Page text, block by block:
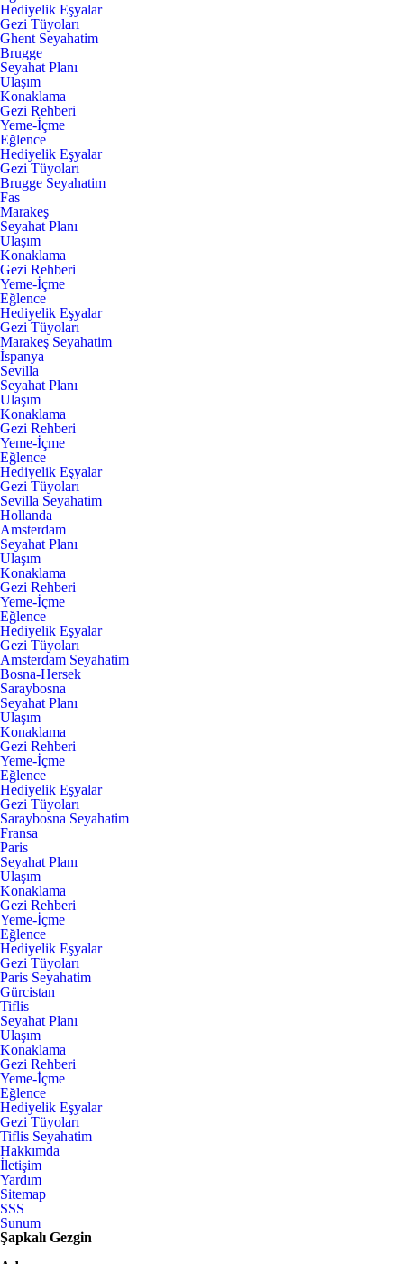
Hediyelik Eşyalar
Gezi Tüyoları
Ghent Seyahatim
Brugge
Seyahat Planı
Ulaşım
Konaklama
Gezi Rehberi
Yeme-İçme
Eğlence
Hediyelik Eşyalar
Gezi Tüyoları
Brugge Seyahatim
Fas
Marakeş
Seyahat Planı
Ulaşım
Konaklama
Gezi Rehberi
Yeme-İçme
Eğlence
Hediyelik Eşyalar
Gezi Tüyoları
Marakeş Seyahatim
İspanya
Sevilla
Seyahat Planı
Ulaşım
Konaklama
Gezi Rehberi
Yeme-İçme
Eğlence
Hediyelik Eşyalar
Gezi Tüyoları
Sevilla Seyahatim
Hollanda
Amsterdam
Seyahat Planı
Ulaşım
Konaklama
Gezi Rehberi
Yeme-İçme
Eğlence
Hediyelik Eşyalar
Gezi Tüyoları
Amsterdam Seyahatim
Bosna-Hersek
Saraybosna
Seyahat Planı
Ulaşım
Konaklama
Gezi Rehberi
Yeme-İçme
Eğlence
Hediyelik Eşyalar
Gezi Tüyoları
Saraybosna Seyahatim
Fransa
Paris
Seyahat Planı
Ulaşım
Konaklama
Gezi Rehberi
Yeme-İçme
Eğlence
Hediyelik Eşyalar
Gezi Tüyoları
Paris Seyahatim
Gürcistan
Tiflis
Seyahat Planı
Ulaşım
Konaklama
Gezi Rehberi
Yeme-İçme
Eğlence
Hediyelik Eşyalar
Gezi Tüyoları
Tiflis Seyahatim
Hakkımda
İletişim
Yardım
Sitemap
SSS
Sunum
Şapkalı Gezgin